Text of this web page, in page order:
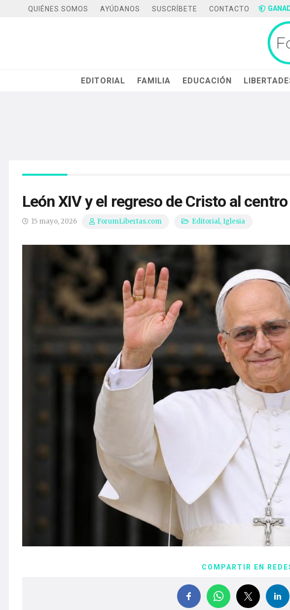
QUIÉNES SOMOS AYÚDANOS SUSCRÍBETE CONTACTO
EDITORIAL FAMILIA EDUCACIÓN
León XIV y el regreso de Cristo al
15 mayo, 2026 ForumLibertas.com Editorial,Iglesia
COMPARTIR EN